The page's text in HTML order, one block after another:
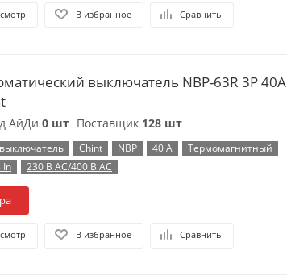
В избранное Сравнить
выключатель NBP-63R 3P 40А
АйДи 0 шт Поставщик 128 шт
Chint NBP 40 А
Термомагнитный
In 230 В AC/400 В AC
В избранное Сравнить